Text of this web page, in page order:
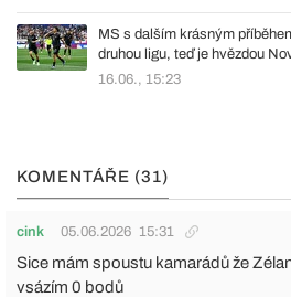
MS s dalším krásným
druhou ligu, teď je hvězdou
16.06., 15:23
KOMENTÁŘE (31)
cink 05.06.2026 15:31
Sice mám spoustu kamarádů že
vsázím 0 bodů